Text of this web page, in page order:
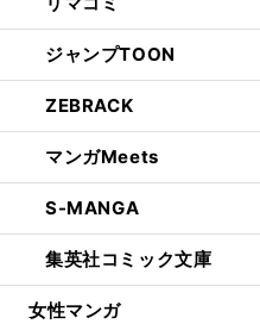
ジャンプTOON
ZEBRACK
マンガMeets
S-MANGA
集英社コミック文庫
女性マンガ